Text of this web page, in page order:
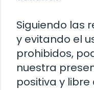
Siguiendo las
y evitando el
prohibidos,
nuestra
positiva y